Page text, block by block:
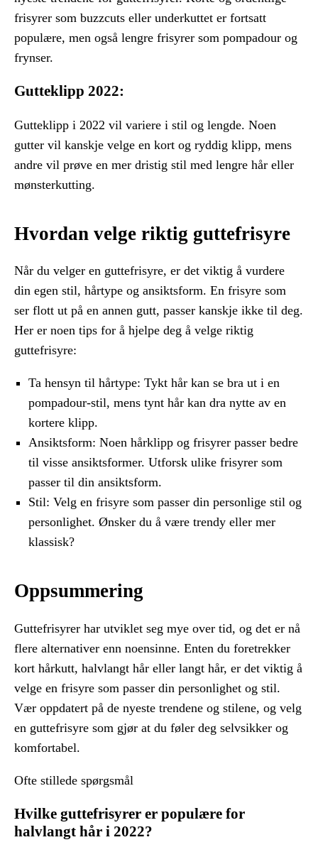
frisyrer som buzzcuts eller underkuttet er fortsatt
populære, men også lengre frisyrer som pompadour og
frynser.
Gutteklipp 2022:
Gutteklipp i 2022 vil variere i stil og lengde. Noen
gutter vil kanskje velge en kort og ryddig klipp, mens
andre vil prøve en mer dristig stil med lengre hår eller
mønsterkutting.
Hvordan velge riktig guttefrisyre
Når du velger en guttefrisyre, er det viktig å vurdere
din egen stil, hårtype og ansiktsform. En frisyre som
ser flott ut på en annen gutt, passer kanskje ikke til deg.
Her er noen tips for å hjelpe deg å velge riktig
guttefrisyre:
Ta hensyn til hårtype: Tykt hår kan se bra ut i en
pompadour-stil, mens tynt hår kan dra nytte av en
kortere klipp.
Ansiktsform: Noen hårklipp og frisyrer passer bedre
til visse ansiktsformer. Utforsk ulike frisyrer som
passer til din ansiktsform.
Stil: Velg en frisyre som passer din personlige stil og
personlighet. Ønsker du å være trendy eller mer
klassisk?
Oppsummering
Guttefrisyrer har utviklet seg mye over tid, og det er nå
flere alternativer enn noensinne. Enten du foretrekker
kort hårkutt, halvlangt hår eller langt hår, er det viktig å
velge en frisyre som passer din personlighet og stil.
Vær oppdatert på de nyeste trendene og stilene, og velg
en guttefrisyre som gjør at du føler deg selvsikker og
komfortabel.
Ofte stillede spørgsmål
Hvilke guttefrisyrer er populære for
halvlangt hår i 2022?